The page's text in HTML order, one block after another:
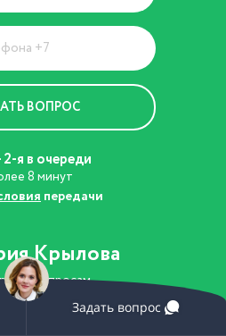
я в очереди
8 минут
передачи
Крылова
по вопросам
бизнесаЗадать вопрос